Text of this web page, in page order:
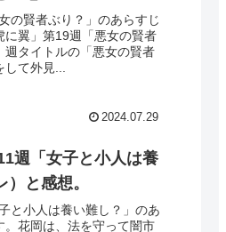
の賢者ぶり？」のあらすじ
に翼」第19週「悪女の賢者
タイトルの「悪女の賢者
て外見...
2024.07.29
週「女子と小人は養
と感想。
と小人は養い難し？」のあ
。花岡は、法を守って闇市